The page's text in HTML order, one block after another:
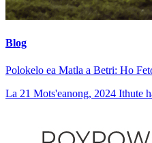
Blog
Polokelo ea Matla a Betri: Ho
La 21 Mots'eanong, 2024 Ithute